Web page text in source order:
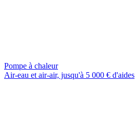
Pompe à chaleur
Air-eau et air-air, jusqu'à 5 000 € d'aides